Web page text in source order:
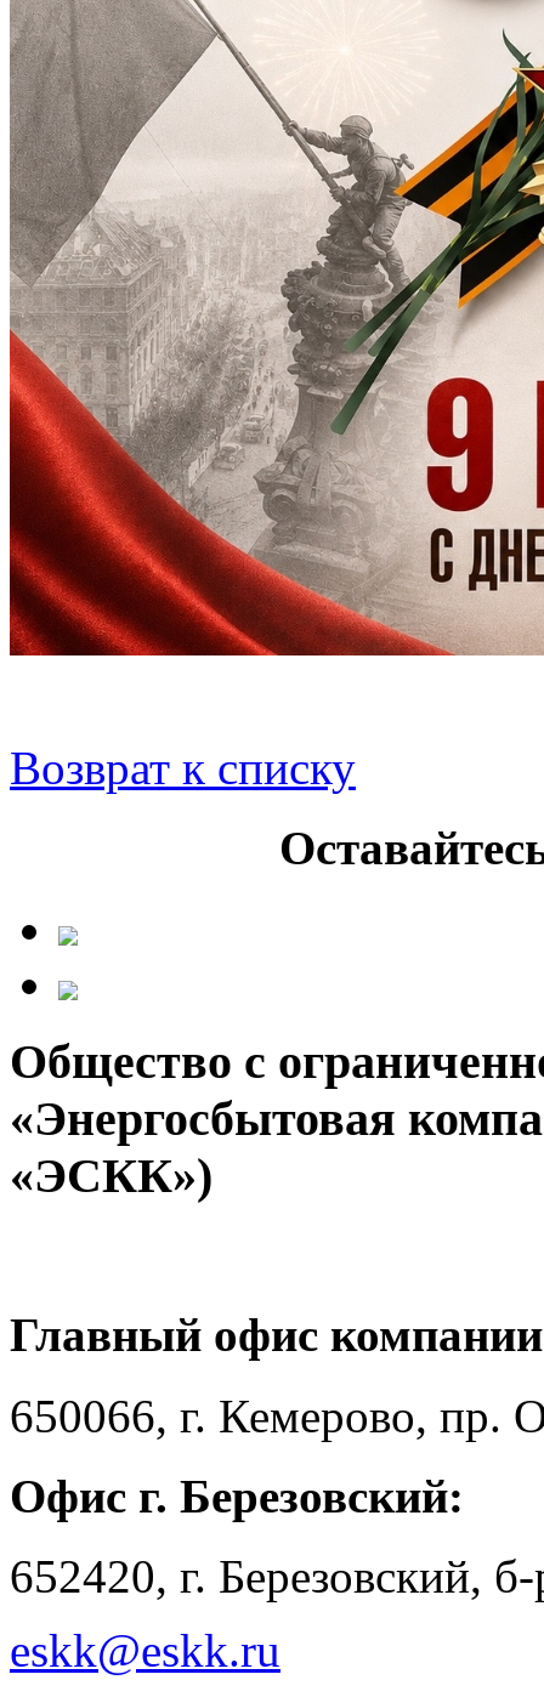
Возврат к списку
Общество с
«Энергосбытовая
«ЭСКК»)
Главный офис
650066, г. Кемерово, пр.
Офис г. Березовский:
652420, г. Березовский,
eskk@eskk.ru